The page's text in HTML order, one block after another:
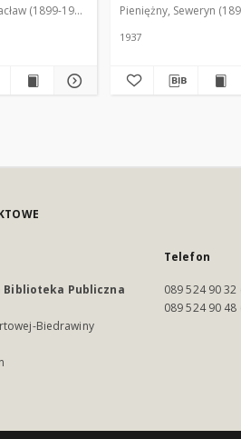
(1899-1975). Red. Pieniężny, Seweryn
1937
Biblioteka Publiczna
Biedrawiny
Telefon
089 524 90
089 524 90